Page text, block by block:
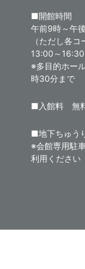
■開館時間
午前9時～午
（ただし各
13:00～16:30
※多目的ホー
時30分まで
■入館料 無
■地下ちゅう
※会館専用駐
利用ください